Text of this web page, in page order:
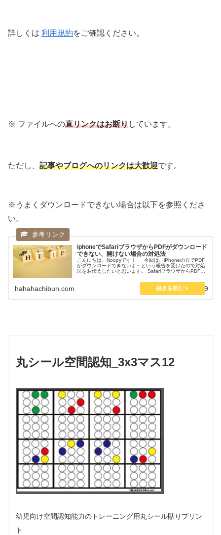
詳しくは 利用規約をご確認ください。
※ ファイルへの直リンクはお断りしています。
ただし、 記事やブログへのリンクは大歓迎です。
※うまくダウンロードできない場合は以下を参照くださ
い。
iphoneでSafariブラウザからPDFがダウンロード
できない、開けない場合の対処法
こんにちは、Noopyです！ 今回は、iPhoneの方でPDF
がダウンロードできないよ～という報告を受けたので対処
法をお伝えしたいと思います。 SafariブラウザからPDFが
hahahachibun.com 2020.01.09
丸シール空間認知_3x3マス12
幼児向け空間認知能力のトレーニング用丸シール貼りプリン
ト